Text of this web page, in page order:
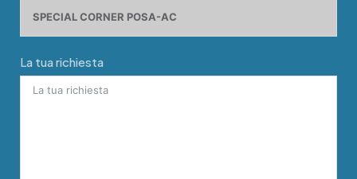
La tua richiesta